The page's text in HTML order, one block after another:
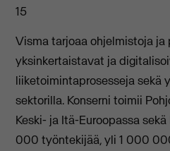
15
Visma tarjoaa ohjelmistoja ja
yksinkertaistavat ja
liiketoimintaprosesseja sekä
sektorilla. Konserni toimii
Keski- ja Itä-Euroopassa sekä
000 työntekijää, yli 1 000